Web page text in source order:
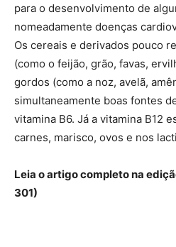
para o desenvolvimento de
nomeadamente doenças
Os cereais e derivados pouco
(como o feijão, grão, favas,
gordos (como a noz, avelã,
simultaneamente boas fontes
vitamina B6. Já a vitamina B12
carnes, marisco, ovos e nos
Leia o artigo completo na
301)